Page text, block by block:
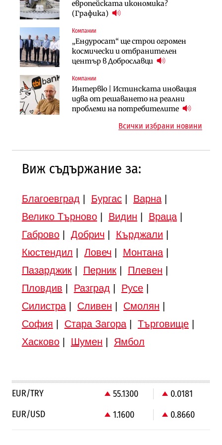
европейската икономика?
(Графика)
Компании
„Ендуросат“ ще строи огромен
космически и отбранителен
център в Доброславци
Компании
Интервю | Истинската иновация
идва от решаването на реални
проблеми на потребителите
АЕЦ „Козлодуй“ ще работи само още
няколко седмици, ако сушата
Компании
„Хювефарма“ подписа договор за
придобиване на Euroapi Italy
Инфраструктура
АПИ възложи промяната на
парцеларния план за
Ипотечното кредитиране в
България продължава да се охлажда
Публични финанси
След 20 години застой: Данъчните
оценки на имотите може да бъдат
Инфраструктура
Вторият мост над Варненското
езеро става част от бъдещата
Всички избрани новини
Виж съдържание за:
Благоевград Бургас| Варна|
Велико Търново| Видин Враца|
Габрово| Добрич Кърджали
Кюстендил
Ловеч Монтана|
Пазарджик| Перник| Плевен
Пловдив
Разград Русе|
Силистра| Сливен Смолян
София
Стара Загора| Търговище|
Хасково| Шумен Ямбол
EUR/TRY 55.1300
0.0181
EUR/USD
1.1600 0.8660